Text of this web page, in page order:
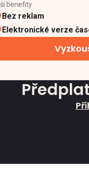
benefity
Bez reklam
Elektronické verze